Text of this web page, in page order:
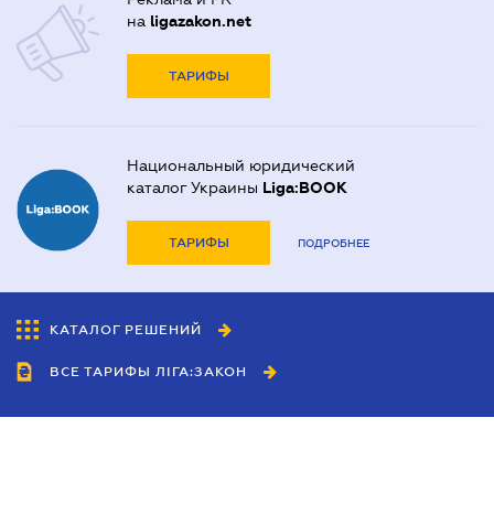
на ligazakon.net
ТАРИФЫ
Национальный юридический
каталог Украины Liga:BOOK
ТАРИФЫ ПОДРОБНЕЕ
КАТАЛОГ РЕШЕНИЙ
ВСЕ ТАРИФЫ ЛІГА:ЗАКОН